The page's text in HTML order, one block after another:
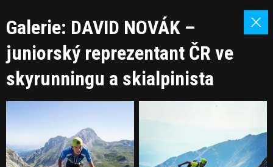
Galerie: DAVID NOVÁK –
juniorský reprezentant ČR ve
skyrunningu a skialpinista